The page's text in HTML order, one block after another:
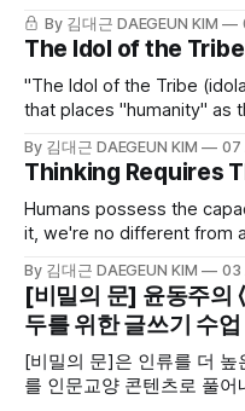
By 김대근 DAEGEUN KIM
The Idol of the
"The Idol of the Tribe
that places "humanity" as
at the first of the four idols
17th century English
By 김대근 DAEGEUN KIM 07
Thinking Requires
Humans possess the
it, we're no different from
that capacity is the fork in
humanity.
By 김대근 DAEGEUN KIM 03
[비밀의 문] 윤동주의
두를 위한 글쓰기 수업
[비밀의 문]은 인류를 더 높
를 인문교양 콘텐츠로 풀